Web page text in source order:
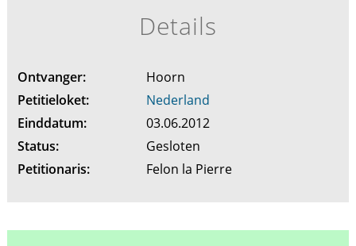
Details
Ontvanger:
Hoorn
Petitieloket:
Nederland
Einddatum:
03.06.2012
Status:
Gesloten
Petitionaris:
Felon la Pierre